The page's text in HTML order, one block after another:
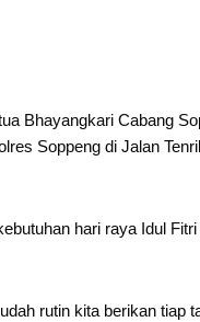
Bhayangkari Cabang
Soppeng di Jalan
hari raya Idul Fitri
rutin kita berikan tiap